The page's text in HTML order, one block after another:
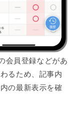
会員登録などがあ
るため、記事内
の最新表示を確